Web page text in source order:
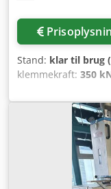
Stand: klar til brug
klemmekraft: 350
,
(max.):1.300 mm,
2016. Denne
kg og en
med et robust
driftsikkerheden.